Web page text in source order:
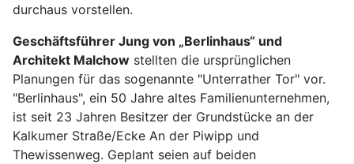
durchaus vorstellen.
Geschäftsführer Jung von „Berlinhaus“ und
Architekt Malchow stellten die ursprünglichen
Planungen für das sogenannte "Unterrather Tor" vor.
"Berlinhaus", ein 50 Jahre altes Familienunternehmen,
ist seit 23 Jahren Besitzer der Grundstücke an der
Kalkumer Straße/Ecke An der Piwipp und
Thewissenweg. Geplant seien auf beiden